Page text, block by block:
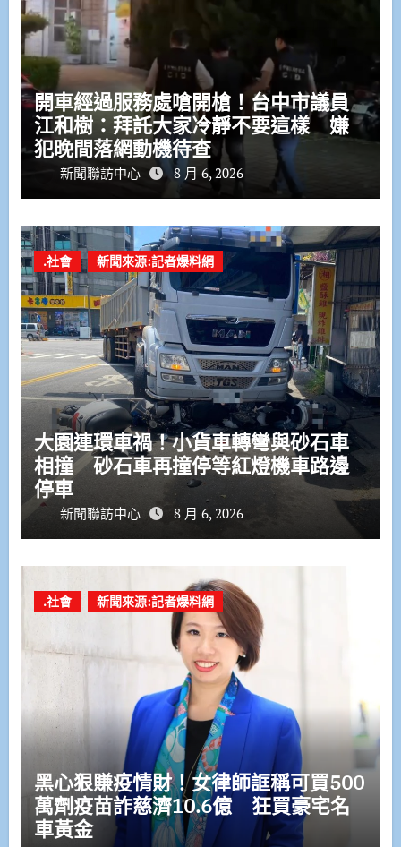
開車經過服務處嗆開槍！台中市議員
江和樹：拜託大家冷靜不要這樣 嫌
犯晚間落網動機待查
新聞聯訪中心 8 月 6, 2026
.社會 新聞來源:記者爆料網
大園連環車禍！小貨車轉彎與砂石車
相撞 砂石車再撞停等紅燈機車路邊
停車
新聞聯訪中心 8 月 6, 2026
.社會 新聞來源:記者爆料網
黑心狠賺疫情財！女律師誆稱可買500
萬劑疫苗詐慈濟10.6億 狂買豪宅名
車黃金